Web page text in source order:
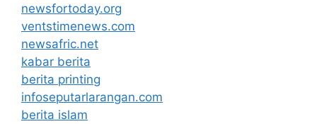
newsfortoday.org
ventstimenews.com
newsafric.net
kabar berita
berita printing
infoseputarlarangan.com
berita islam